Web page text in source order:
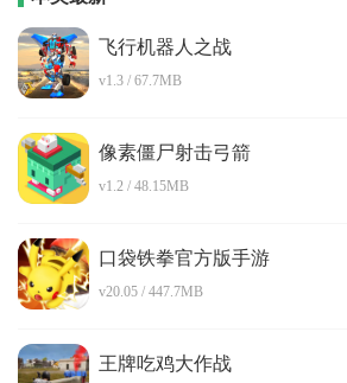
飞行机器人之战
v1.3 / 67.7MB
像素僵尸射击弓箭
v1.2 / 48.15MB
口袋铁拳官方版手游
v20.05 / 447.7MB
王牌吃鸡大作战